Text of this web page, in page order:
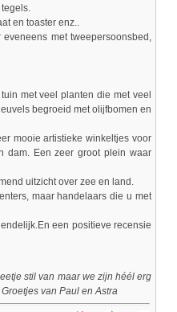
en toaster enz..
met tweepersoonsbed,
met veel planten die met veel
begroeid met olijfbomen en
mooie artistieke winkeltjes voor
dam. Een zeer groot plein waar
uitzicht over zee en land.
maar handelaars die u met
een positieve recensie
stil van maar we zijn héél erg
van Paul en Astra